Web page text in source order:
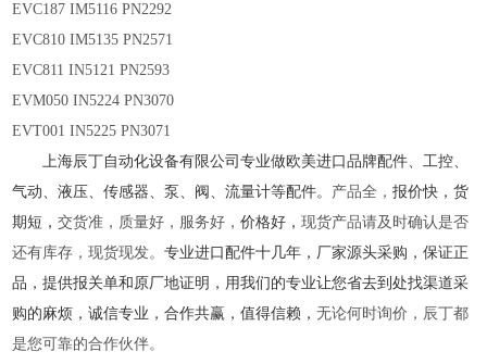
EVC187 IM5116 PN2292
EVC810 IM5135 PN2571
EVC811 IN5121 PN2593
EVM050 IN5224 PN3070
EVT001 IN5225 PN3071
上海辰丁自动化设备有限公司专业做欧美进口品牌配件、工控、
气动、液压、传感器、泵、阀、流量计等配件。 产品全，报价快，货
期短，交货准，质量好，服务好，价格好，现货产品请及时确认是否
还有库存，现货现发。专业进口配件十几年，厂家源头采购，保证正
品，提供报关单和原厂地证明，用我们的专业让您省去到处找渠道采
购的麻烦，诚信专业，合作共赢，值得信赖，无论何时询价，辰丁都
是您可靠的合作伙伴。